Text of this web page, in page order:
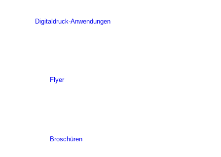
Digitaldruck-Anwendungen
Flyer
Broschüren